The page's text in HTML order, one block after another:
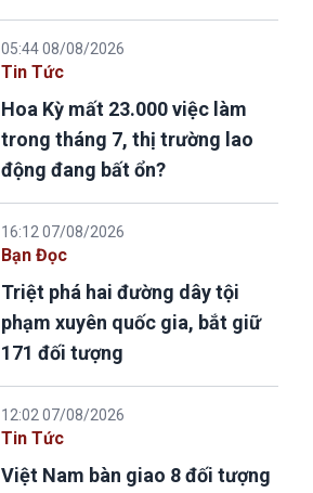
05:44 08/08/2026
Tin Tức
Hoa Kỳ mất 23.000 việc làm
trong tháng 7, thị trường lao
động đang bất ổn?
16:12 07/08/2026
Bạn Đọc
Triệt phá hai đường dây tội
phạm xuyên quốc gia, bắt giữ
171 đối tượng
12:02 07/08/2026
Tin Tức
Việt Nam bàn giao 8 đối tượng